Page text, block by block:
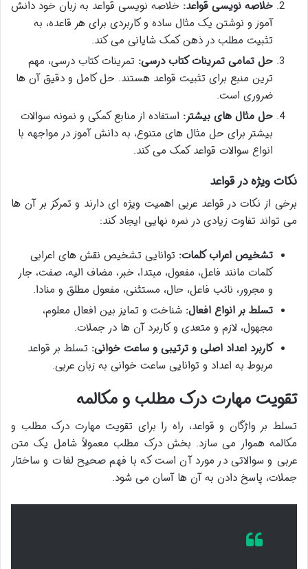
خلاصه نویسی قواعد: خلاصه نویسی قواعد به زبان خود دانش
آموز و نوشتن یک مثال ساده و کاربردی برای هر قاعده، به
تثبیت مطلب در ذهن کمک شایانی می کند.
حل تمامی تمرینات کتاب درسی: تمرینات کتاب درسی، مهم
ترین منبع برای تثبیت قواعد هستند. حل کامل و دقیق آن ها
ضروری است.
حل مثال های بیشتر: استفاده از منابع کمکی و نمونه سوالات
بیشتر برای حل مثال های متنوع، به دانش آموز در مواجهه با
انواع سوالات قواعد کمک می کند.
نکات ویژه در قواعد
برخی از نکات در قواعد عربی اهمیت ویژه ای دارند و تمرکز بر آن ها
می تواند تفاوت زیادی در نمره نهایی ایجاد کند:
تشخیص اعراب کلمات: توانایی تشخیص نقش های اعرابی
کلمات مانند فاعل، مفعول، مبتدا، خبر، مضاف الیه، صفت، جار
و مجرور، نائب فاعل، حال، مستثنی، مفعول مطلق و منادا.
تسلط بر انواع افعال: شناخت و تمایز بین افعال معلوم،
مجهول، لازم و متعدی و کاربرد آن ها در جملات.
کاربرد اعداد اصلی و ترتیبی و ساعت خوانی: تسلط بر قواعد
مربوط به اعداد و توانایی ساعت خوانی به زبان عربی.
تقویت مهارت درک مطلب و مکالمه
تسلط بر واژگان و قواعد، راه را برای تقویت مهارت درک مطلب و
مکالمه هموار می سازد. بخش درک مطلب معمولاً شامل یک متن
عربی و سوالاتی در مورد آن است که با فهم صحیح لغات و ساختار
جملات، پاسخ دادن به آن ها آسان می شود.